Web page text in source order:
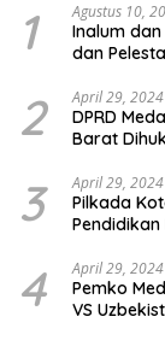
1 Agustus 10,
Inalum
dan
2 April 29, 2024
DPRD
Barat
3 April 29, 2024
Pilkada
4 April 29, 2024
Pemko
VS